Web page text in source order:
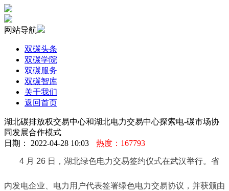
网站导航
双碳头条
双碳学院
双碳服务
双碳智库
关于我们
返回首页
湖北碳排放权交易中心和湖北电力交易中心探索电-碳市场协
同发展合作模式
日期： 2022-04-28 10:03
热度：167793
4 月 26 日，湖北绿色电力交易签约仪式在武汉举行。省
内发电企业、电力用户代表签署绿色电力交易协议，并获颁由